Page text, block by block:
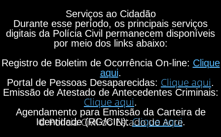
Serviços ao Cidadão
Durante esse período, os principais serviços
digitais da Polícia Civil permanecem disponíveis
por meio dos links abaixo:
Registro de Boletim de Ocorrência On-line: Clique
aqui.
Portal de Pessoas Desaparecidas: Clique aqui.
Emissão de Atestado de Antecedentes Criminais:
Clique aqui.
Agendamento para Emissão da Carteira de
Identidade (RG/CIN):Clique aqui.
© Polícia Civil do Estado do Acre